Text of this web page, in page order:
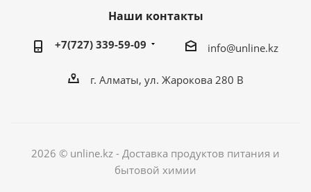
Наши контакты
+7(727) 339-59-09 info@unline.kz
г. Алматы, ул. Жарокова 280 В
2026 © unline.kz - Доставка продуктов питания и
бытовой химии